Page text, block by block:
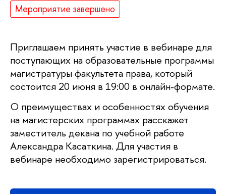
Мероприятие завершено
Приглашаем принять участие в вебинаре для
поступающих на образовательные программы
магистратуры факультета права, который
состоится 20 июня в 19:00 в онлайн-формате.
О преимуществах и особенностях обучения
на магистерских программах расскажет
заместитель декана по учебной работе
Александра Касаткина. Для участия в
вебинаре необходимо зарегистрироваться.